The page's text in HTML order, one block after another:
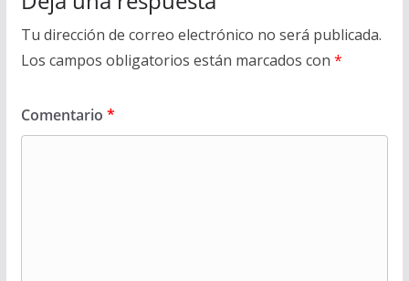
Tu dirección de correo electrónico no será publicada.
Los campos obligatorios están marcados con *
Comentario *